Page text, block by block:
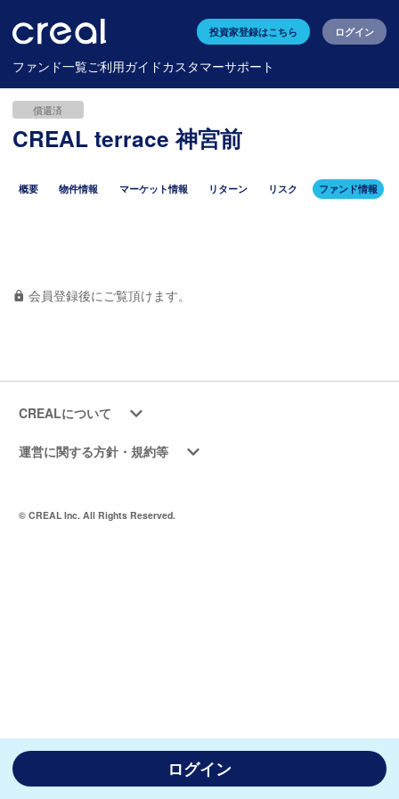
投資家登録はこちら ログイン
ファンド一覧ご利用ガイドカスタマーサポート
償還済
CREAL terrace 神宮前
概要 物件情報 マーケット情報 リターン リスク ファンド情報
会員登録後にご覧頂けます。
ログイン
CREALについて
運営に関する方針・規約等
© CREAL Inc. All Rights Reserved.